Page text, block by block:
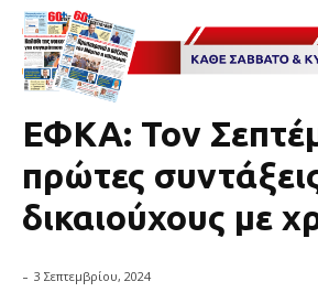
ΕΦΚΑ: Τον
πρώτες
δικαιούχους με
- 3 Σεπτεμβρίου, 2024